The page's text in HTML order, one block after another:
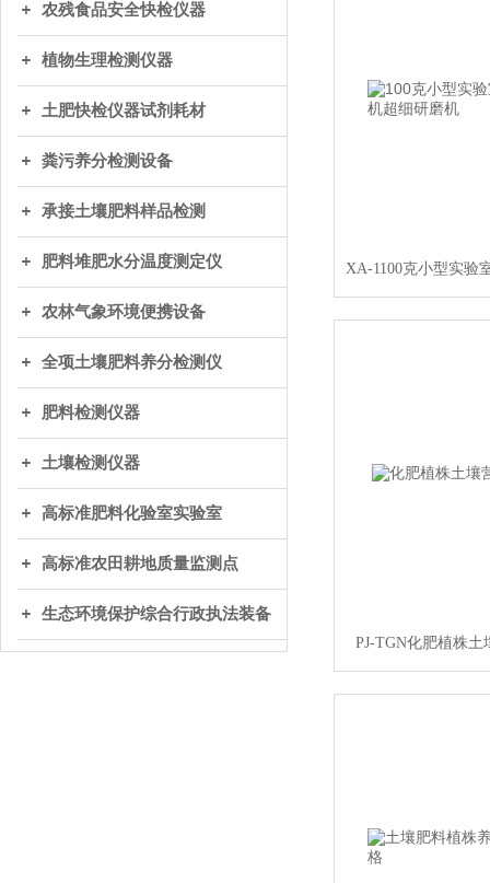
农残食品安全快检仪器
植物生理检测仪器
土肥快检仪器试剂耗材
粪污养分检测设备
承接土壤肥料样品检测
肥料堆肥水分温度测定仪
农林气象环境便携设备
全项土壤肥料养分检测仪
肥料检测仪器
土壤检测仪器
高标准肥料化验室实验室
高标准农田耕地质量监测点
生态环境保护综合行政执法装备
PJ-TGN化肥植株